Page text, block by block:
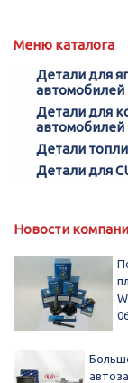
Меню каталога
Детали для
автомобилей
Детали для
автомобилей
Детали
Детали для
Новости